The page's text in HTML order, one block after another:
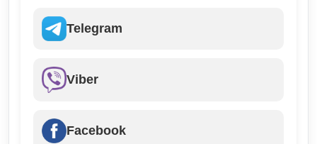
Telegram
Viber
Facebook